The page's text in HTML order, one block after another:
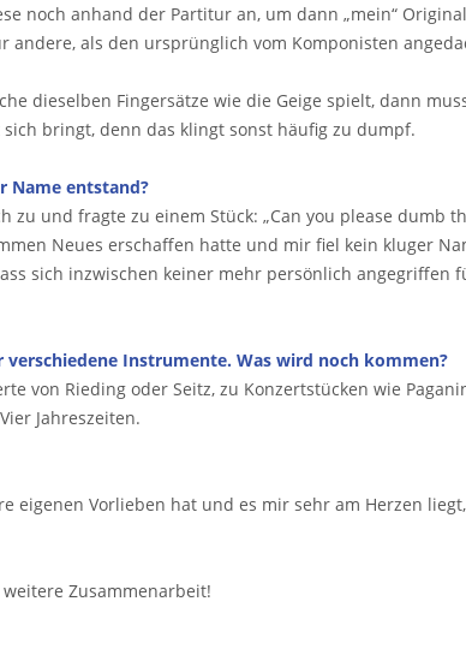
noch anhand der Partitur an, um dann „mein“
als den ursprünglich vom Komponisten
dieselben Fingersätze wie die Geige spielt, dann
bringt, denn das klingt sonst häufig zu dumpf.
Name entstand?
und fragte zu einem Stück: „Can you please dumb
Neues erschaffen hatte und mir fiel kein kluger
sich inzwischen keiner mehr persönlich angegriffen
Instrumente. Was wird noch kommen?
von Rieding oder Seitz, zu Konzertstücken wie
Jahreszeiten.
Vorlieben hat und es mir sehr am Herzen
Zusammenarbeit!